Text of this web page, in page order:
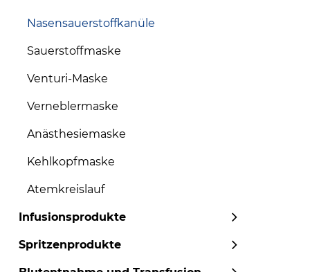
Nasensauerstoffkanüle
Sauerstoffmaske
Venturi-Maske
Verneblermaske
Anästhesiemaske
Kehlkopfmaske
Atemkreislauf
Infusionsprodukte
Spritzenprodukte